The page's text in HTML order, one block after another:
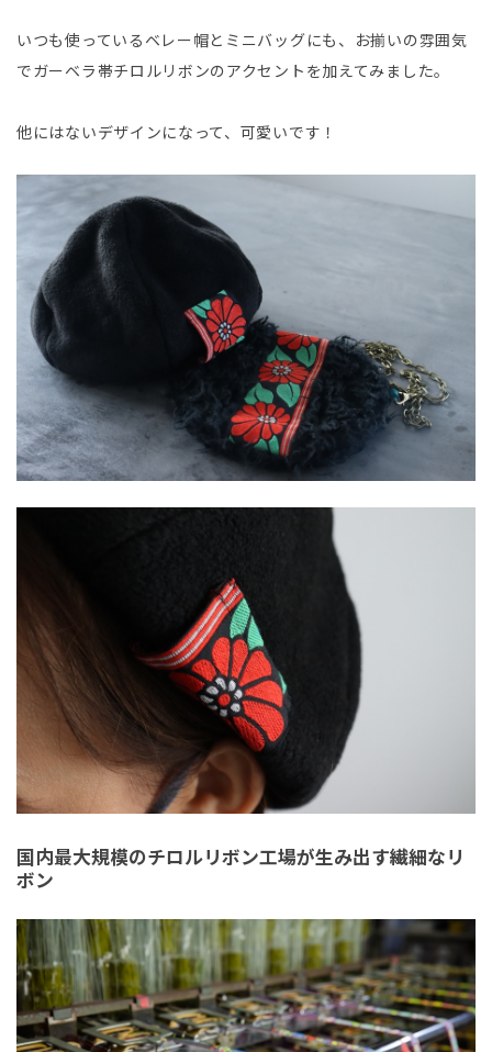
いつも使っているベレー帽とミニバッグにも、お揃いの雰囲気
でガーベラ帯チロルリボンのアクセントを加えてみました。
他にはないデザインになって、可愛いです！
国内最大規模のチロルリボン工場が生み出す繊細なリ
ボン